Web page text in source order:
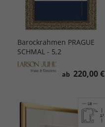
Barockrahmen PRAGUE
SCHMAL - 5,2
ab 220,00 €